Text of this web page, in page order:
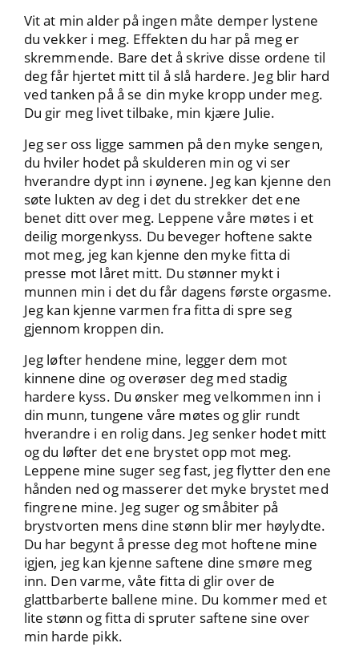
Vit at min alder på ingen måte demper lystene
du vekker i meg. Effekten du har på meg er
skremmende. Bare det å skrive disse ordene til
deg får hjertet mitt til å slå hardere. Jeg blir hard
ved tanken på å se din myke kropp under meg.
Du gir meg livet tilbake, min kjære Julie.
Jeg ser oss ligge sammen på den myke sengen,
du hviler hodet på skulderen min og vi ser
hverandre dypt inn i øynene. Jeg kan kjenne den
søte lukten av deg i det du strekker det ene
benet ditt over meg. Leppene våre møtes i et
deilig morgenkyss. Du beveger hoftene sakte
mot meg, jeg kan kjenne den myke fitta di
presse mot låret mitt. Du stønner mykt i
munnen min i det du får dagens første orgasme.
Jeg kan kjenne varmen fra fitta di spre seg
gjennom kroppen din.
Jeg løfter hendene mine, legger dem mot
kinnene dine og overøser deg med stadig
hardere kyss. Du ønsker meg velkommen inn i
din munn, tungene våre møtes og glir rundt
hverandre i en rolig dans. Jeg senker hodet mitt
og du løfter det ene brystet opp mot meg.
Leppene mine suger seg fast, jeg flytter den ene
hånden ned og masserer det myke brystet med
fingrene mine. Jeg suger og småbiter på
brystvorten mens dine stønn blir mer høylydte.
Du har begynt å presse deg mot hoftene mine
igjen, jeg kan kjenne saftene dine smøre meg
inn. Den varme, våte fitta di glir over de
glattbarberte ballene mine. Du kommer med et
lite stønn og fitta di spruter saftene sine over
min harde pikk.